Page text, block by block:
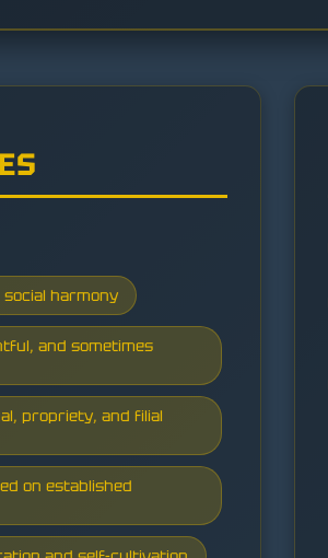
harmony
and sometimes
propriety, and filial
on established